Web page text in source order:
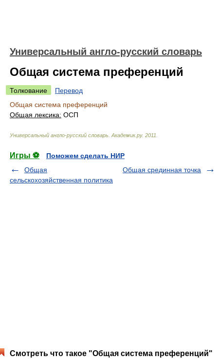
Универсальный англо-русский словарь
Общая система преференций
Толкование
Перевод
Общая система преференций
Общая лексика: ОСП
Универсальный англо-русский словарь Академик.ру. 2011
Игры ⚽
Поможем сделать НИР
Общая
сельскохозяйственная политика
Общая срединная точка
Смотреть что такое "Общая система преференций"